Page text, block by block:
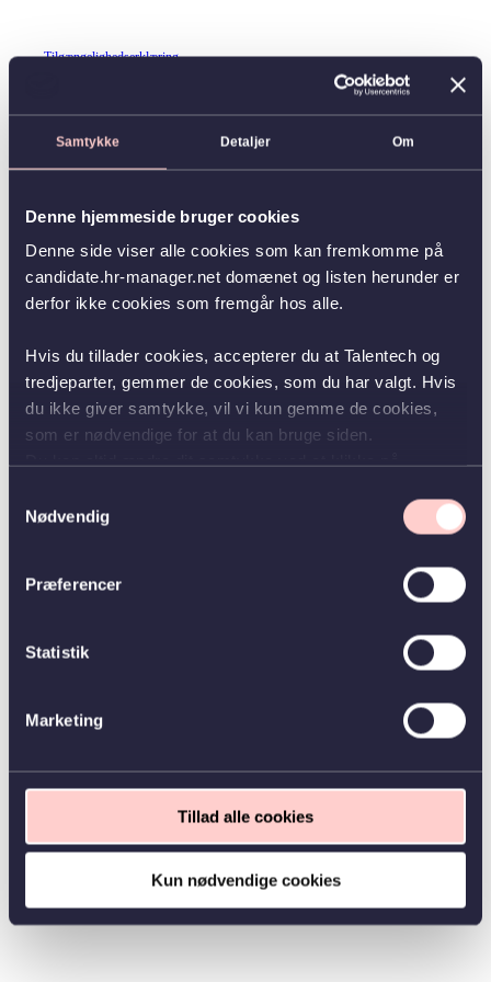
Samtykke Detaljer Om
Denne hjemmeside bruger cookies
Denne side viser alle cookies som kan fremkomme på
candidate.hr-manager.net domænet og listen herunder er
derfor ikke cookies som fremgår hos alle.
Hvis du tillader cookies, accepterer du at Talentech og
tredjeparter, gemmer de cookies, som du har valgt. Hvis
du ikke giver samtykke, vil vi kun gemme de cookies,
som er nødvendige for at du kan bruge siden.
Nødvendig
Præferencer
Statistik
Marketing
Tillad alle cookies
Kun nødvendige cookies
Tilgængelighedserklæring